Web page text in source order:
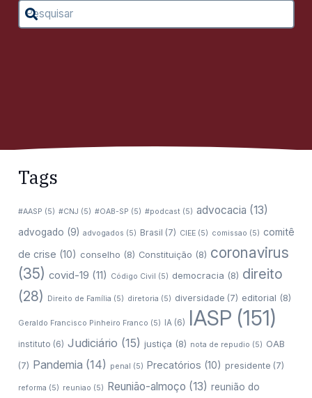
Tags
#AASP (5) #CNJ (5) #OAB-SP (5) #podcast(5) advocacia (13)
advogado (9) advogados (5) Brasil (7) CIEE(5) comissao (5) comitê
de crise (10) conselho (8) Constituição (8) coronavirus
(35) covid-19 (11) Código Civil (5) democracia (8) direito
(28)
Direito de Família (5) diretoria (5) diversidade (7) editorial (8)
Geraldo Francisco Pinheiro Franco (5) IA(6) IASP (151)
instituto (6) Judiciário (15) justiça (8) nota de repudio (5) OAB
(7) Pandemia (14) penal (5) Precatórios (10) presidente (7)
reforma (5) reuniao (5) Reunião-almoço (13) reunião do